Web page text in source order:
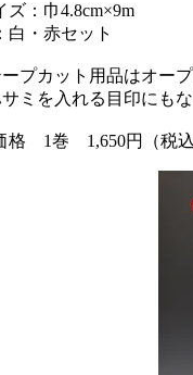
ズ：巾4.8cm×9m
白・赤セット
プカット用品はオー
ミを入れる目印にもな
1巻 1,650円（税込